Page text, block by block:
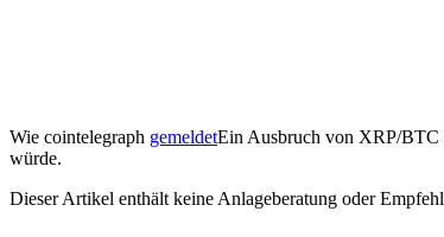
Wie cointelegraph gemeldetEin Ausbruch von XRP/BTC
würde.
Dieser Artikel enthält keine Anlageberatung oder